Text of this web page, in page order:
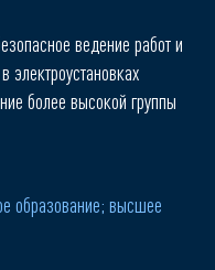
ведение работ и
более высокой группы
образование; высшее